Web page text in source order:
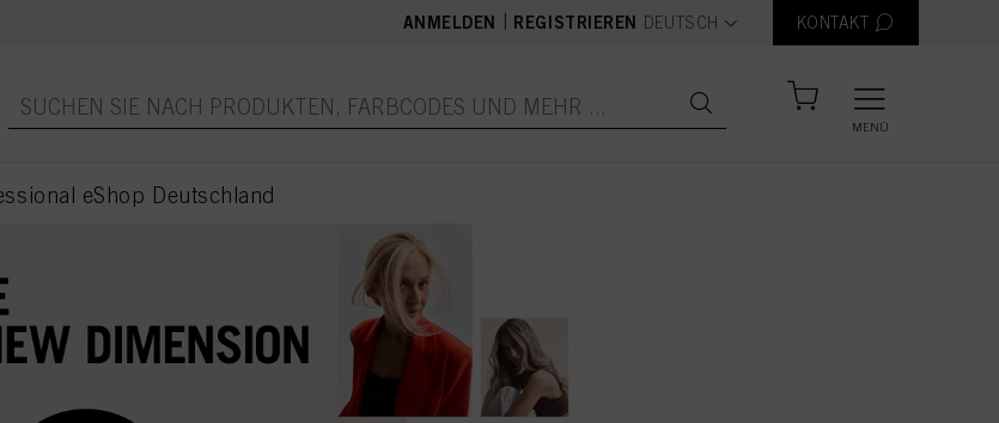
ANMELDEN REGISTRIEREN text.language
DEUTSCH KONTAKT
MENÜ
eShop Deutschland